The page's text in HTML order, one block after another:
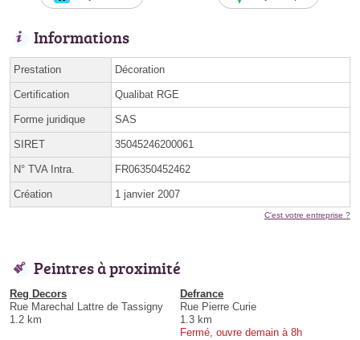
Informations
Prestation Décoration
Certification Qualibat RGE
Forme juridique SAS
SIRET 35045246200061
N° TVA Intra. FR06350452462
Création 1 janvier 2007
C'est votre entreprise ?
Peintres à proximité
Reg Decors
Rue Marechal Lattre de Tassigny
1.2 km
Defrance
Rue Pierre Curie
1.3 km
Fermé, ouvre demain à 8h